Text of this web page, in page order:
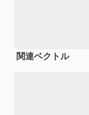
関連ベクトル